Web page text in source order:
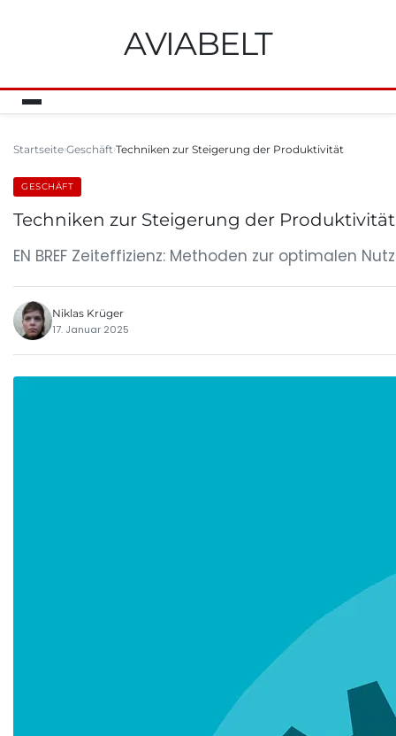
AVIABELT
Startseite Geschäft Techniken zur Steigerung der Produktivität
GESCHÄFT
Techniken zur Steigerung der Produktivität
EN BREF Zeiteffizienz: Methoden zur optimalen
Niklas Krüger
17. Januar 2025